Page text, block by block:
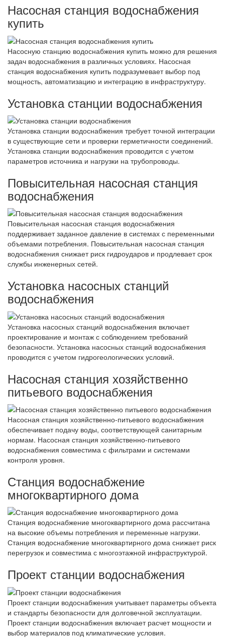
Насосная станция водоснабжения
купить
Насосную станцию водоснабжения купить можно для решения
задач водоснабжения в различных условиях. Насосная
станция водоснабжения купить подразумевает выбор под
мощность, автоматизацию и интеграцию в инфраструктуру.
Установка станции водоснабжения
Установка станции водоснабжения требует точной интеграции
в существующие сети и проверки герметичности соединений.
Установка станции водоснабжения проводится с учетом
параметров источника и нагрузки на трубопроводы.
Повысительная насосная станция
водоснабжения
Повысительная насосная станция водоснабжения
поддерживает заданное давление в системах с переменными
объемами потребления. Повысительная насосная станция
водоснабжения снижает риск гидроударов и продлевает срок
службы инженерных сетей.
Установка насосных станций
водоснабжения
Установка насосных станций водоснабжения включает
проектирование и монтаж с соблюдением требований
безопасности. Установка насосных станций водоснабжения
проводится с учетом гидрогеологических условий.
Насосная станция хозяйственно
питьевого водоснабжения
Насосная станция хозяйственно-питьевого водоснабжения
обеспечивает подачу воды, соответствующей санитарным
нормам. Насосная станция хозяйственно-питьевого
водоснабжения совместима с фильтрами и системами
контроля уровня.
Станция водоснабжение
многоквартирного дома
Станция водоснабжение многоквартирного дома рассчитана
на высокие объемы потребления и переменные нагрузки.
Станция водоснабжение многоквартирного дома снижает риск
перегрузок и совместима с многоэтажной инфраструктурой.
Проект станции водоснабжения
Проект станции водоснабжения учитывает параметры объекта
и стандарты безопасности для долговечной эксплуатации.
Проект станции водоснабжения включает расчет мощности и
выбор материалов под климатические условия.